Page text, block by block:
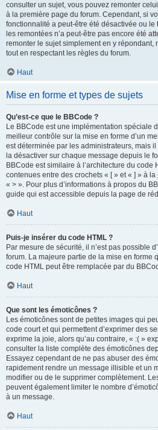
consulter un sujet, vous pouvez remonter
à la première page du forum. Cependant, si
fonctionnalité a peut-être été désactivée ou le
les remontées n’a peut-être pas encore été
remonter le sujet simplement en y répondant,
tout en respectant les règles du forum.
Haut
Mise en forme et types de sujets
Qu’est-ce que le BBCode ?
Le BBCode est une implémentation spéciale
meilleur contrôle sur la mise en forme d’un
est déterminée par les administrateurs, mais
la désactiver sur chaque message depuis le
BBCode est similaire à l’architecture du code
contenues entre des crochets « [ » et « ] » à
« > ». Pour plus d’informations à propos du
guide qui est accessible depuis la page de
Haut
Puis-je insérer du code HTML ?
Par mesure de sécurité, il n’est pas possible
forum. La majeure partie de la mise en forme
code HTML peut être remplacée par du
Haut
Que sont les émoticônes ?
Les émoticônes sont de petites images qui
code court et qui permettent d’exprimer des
exprime la joie, alors qu’au contraire, « :( »
consulter la liste complète des émoticônes
Essayez cependant de ne pas abuser des
rapidement rendre un message illisible et un
modifier ou de le supprimer complètement.
peuvent également limiter le nombre
à un message.
Haut